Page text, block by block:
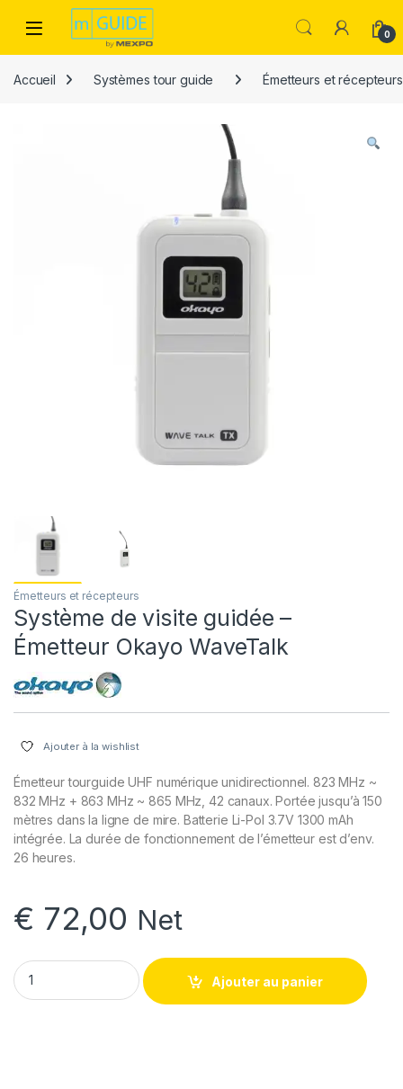
Skip to navigation
Skip to content
Open 0
Accueil Systèmes tour guide Émetteurs et récepteurs
Émetteurs et récepteurs
Système de visite guidée –
Émetteur Okayo WaveTalk
Ajouter à la wishlist
Émetteur tourguide UHF numérique unidirectionnel. 823 MHz ~
832 MHz + 863 MHz ~ 865 MHz, 42 canaux. Portée jusqu’à 150
mètres dans la ligne de mire. Batterie Li-Pol 3.7V 1300 mAh
intégrée. La durée de fonctionnement de l’émetteur est d’env.
26 heures.
€ 72,00 Net
Système de visite guidée - Émetteur Okayo WaveTalk
Ajouter au panier